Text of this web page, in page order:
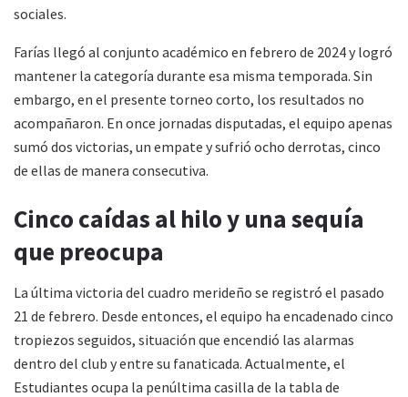
sociales.
Farías llegó al conjunto académico en febrero de 2024 y logró
mantener la categoría durante esa misma temporada. Sin
embargo, en el presente torneo corto, los resultados no
acompañaron. En once jornadas disputadas, el equipo apenas
sumó dos victorias, un empate y sufrió ocho derrotas, cinco
de ellas de manera consecutiva.
Cinco caídas al hilo y una sequía
que preocupa
La última victoria del cuadro merideño se registró el pasado
21 de febrero. Desde entonces, el equipo ha encadenado cinco
tropiezos seguidos, situación que encendió las alarmas
dentro del club y entre su fanaticada. Actualmente, el
Estudiantes ocupa la penúltima casilla de la tabla de